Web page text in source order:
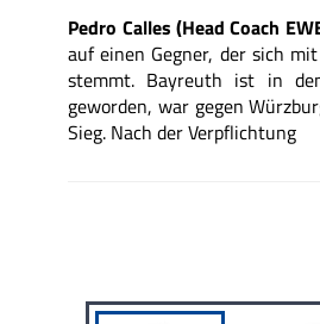
Pedro Calles (Head Coach
auf einen Gegner, dersich mit
stemmt. Bayreuth ist in
geworden, war gegen
Sieg. Nach der Verpflichtung